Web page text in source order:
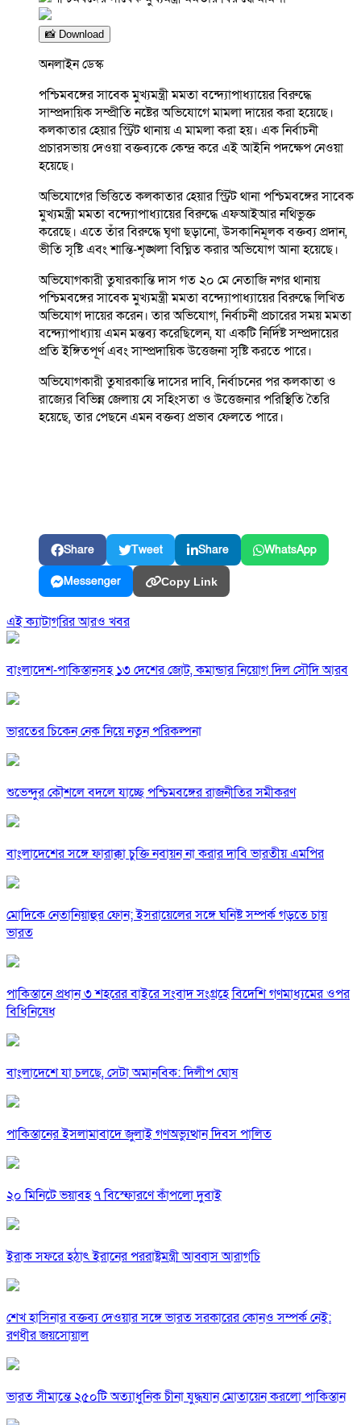
📸 Download
অনলাইন ডেস্ক
পশ্চিমবঙ্গের সাবেক মুখ্যমন্ত্রী মমতা বন্দ্যোপাধ্যায়ের বিরুদ্ধে
সাম্প্রদায়িক সম্প্রীতি নষ্টের অভিযোগে মামলা দায়ের করা হয়েছে।
কলকাতার হেয়ার স্ট্রিট থানায় এ মামলা করা হয়। এক নির্বাচনী
প্রচারসভায় দেওয়া বক্তব্যকে কেন্দ্র করে এই আইনি পদক্ষেপ নেওয়া
হয়েছে।
অভিযোগের ভিত্তিতে কলকাতার হেয়ার স্ট্রিট থানা পশ্চিমবঙ্গের সাবেক
মুখ্যমন্ত্রী মমতা বন্দ্যোপাধ্যায়ের বিরুদ্ধে এফআইআর নথিভুক্ত
করেছে। এতে তাঁর বিরুদ্ধে ঘৃণা ছড়ানো, উসকানিমূলক বক্তব্য প্রদান,
ভীতি সৃষ্টি এবং শান্তি-শৃঙ্খলা বিঘ্নিত করার অভিযোগ আনা হয়েছে।
অভিযোগকারী তুষারকান্তি দাস গত ২০ মে নেতাজি নগর থানায়
পশ্চিমবঙ্গের সাবেক মুখ্যমন্ত্রী মমতা বন্দ্যোপাধ্যায়ের বিরুদ্ধে লিখিত
অভিযোগ দায়ের করেন। তার অভিযোগ, নির্বাচনী প্রচারের সময় মমতা
বন্দ্যোপাধ্যায় এমন মন্তব্য করেছিলেন, যা একটি নির্দিষ্ট সম্প্রদায়ের
প্রতি ইঙ্গিতপূর্ণ এবং সাম্প্রদায়িক উত্তেজনা সৃষ্টি করতে পারে।
অভিযোগকারী তুষারকান্তি দাসের দাবি, নির্বাচনের পর কলকাতা ও
রাজ্যের বিভিন্ন জেলায় যে সহিংসতা ও উত্তেজনার পরিস্থিতি তৈরি
হয়েছে, তার পেছনে এমন বক্তব্য প্রভাব ফেলতে পারে।
Share Tweet Share WhatsApp
Messenger Copy Link
এই ক্যাটাগরির আরও খবর
বাংলাদেশ-পাকিস্তানসহ ১৩ দেশের জোট, কমান্ডার নিয়োগ দিল সৌদি আরব
ভারতের চিকেন নেক নিয়ে নতুন পরিকল্পনা
শুভেন্দুর কৌশলে বদলে যাচ্ছে পশ্চিমবঙ্গের রাজনীতির সমীকরণ
বাংলাদেশের সঙ্গে ফারাক্কা চুক্তি নবায়ন না করার দাবি ভারতীয় এমপির
মোদিকে নেতানিয়াহুর ফোন; ইসরায়েলের সঙ্গে ঘনিষ্ট সম্পর্ক গড়তে চায়
ভারত
পাকিস্তানে প্রধান ৩ শহরের বাইরে সংবাদ সংগ্রহে বিদেশি গণমাধ্যমের ওপর
বিধিনিষেধ
বাংলাদেশে যা চলছে, সেটা অমানবিক: দিলীপ ঘোষ
পাকিস্তানের ইসলামাবাদে জুলাই গণঅভ্যুত্থান দিবস পালিত
২০ মিনিটে ভয়াবহ ৭ বিস্ফোরণে কাঁপলো দুবাই
ইরাক সফরে হঠাৎ ইরানের পররাষ্ট্রমন্ত্রী আব্বাস আরাগচি
শেখ হাসিনার বক্তব্য দেওয়ার সঙ্গে ভারত সরকারের কোনও সম্পর্ক নেই:
রণধীর জয়সোয়াল
ভারত সীমান্তে ২৫০টি অত্যাধুনিক চীনা যুদ্ধযান মোতায়েন করলো পাকিস্তান